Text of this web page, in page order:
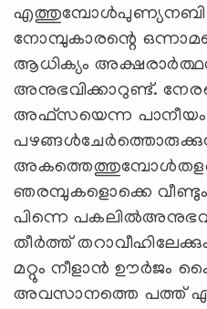
നോമ്പുകാരന്റെ
ആധിക്യം
അനുഭവിക്കാറുണ്ട്.
അഫ്‌സയെന്ന പാനീയം
ഞരമ്പുകളൊക്കെ
പിന്നെ
തീര്‍ത്ത്
മറ്റും നീളാന്‍ ഊര്‍ജം
അവസാനത്തെ പത്ത്